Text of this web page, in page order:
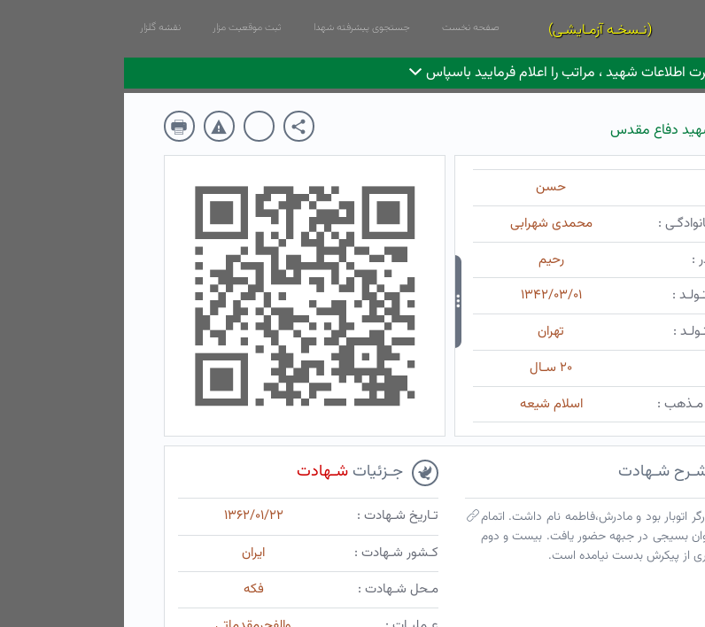
(نـسخـه آزمـایشـی) صفحه نخست جستجوی پیشرفته شهدا ثبت موقعیت مزار نقشه گلزار
اطلاعات شهید ، مراتب را اعلام فرمایید باسپاس
دفاع مقدس
حسن
:
محمدی شهرابی
:
رحیم
:
۱۳۴۲/۰۳/۰۱
:
تهران
۲۰ سـال
مـذهب :
اسلام شیعه
شـهادت
کارگر اتوبار بود و مادرش،فاطمه نام داشت. اتمام
بسیجی در جبهه حضور یافت. بیست و دوم
جـزئیاتشـهادت
تـاریخ شـهادت :
۱۳۶۲/۰۱/۲۲
کـشور شـهادت :
ایران
مـحل شـهادت :
فکه